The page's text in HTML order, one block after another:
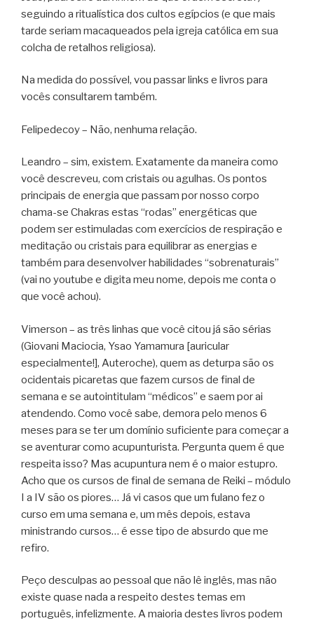
seguindo a ritualística dos cultos egípcios (e que mais
tarde seriam macaqueados pela igreja católica em sua
colcha de retalhos religiosa).
Na medida do possível, vou passar links e livros para
vocês consultarem também.
Felipedecoy – Não, nenhuma relação.
Leandro – sim, existem. Exatamente da maneira como
você descreveu, com cristais ou agulhas. Os pontos
principais de energia que passam por nosso corpo
chama-se Chakras estas “rodas” energéticas que
podem ser estimuladas com exercícios de respiração e
meditação ou cristais para equilibrar as energias e
também para desenvolver habilidades “sobrenaturais”
(vai no youtube e digita meu nome, depois me conta o
que você achou).
Vimerson – as três linhas que você citou já são sérias
(Giovani Maciocia, Ysao Yamamura [auricular
especialmente!], Auteroche), quem as deturpa são os
ocidentais picaretas que fazem cursos de final de
semana e se autointitulam “médicos” e saem por ai
atendendo. Como você sabe, demora pelo menos 6
meses para se ter um domínio suficiente para começar a
se aventurar como acupunturista. Pergunta quem é que
respeita isso? Mas acupuntura nem é o maior estupro.
Acho que os cursos de final de semana de Reiki – módulo
I a IV são os piores… Já vi casos que um fulano fez o
curso em uma semana e, um mês depois, estava
ministrando cursos… é esse tipo de absurdo que me
refiro.
Peço desculpas ao pessoal que não lê inglês, mas não
existe quase nada a respeito destes temas em
português, infelizmente. A maioria destes livros podem